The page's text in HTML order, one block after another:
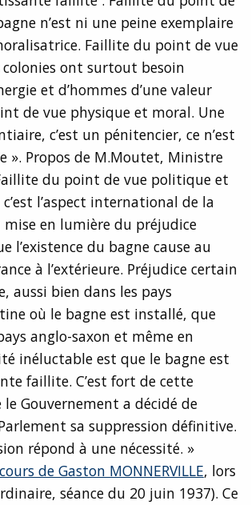
n’est ni une peine exemplaire
Faillite du point de vue
colonies ont surtout besoin
et d’hommes d’une valeur
de vue physique et moral. Une
c’est un pénitencier, ce n’est
». Propos de M.Moutet, Ministre
du point de vue politique et
l’aspect international de la
en lumière du préjudice
l’existence du bagne cause au
à l’extérieure. Préjudice certain
aussi bien dans les pays
où le bagne est installé, que
anglo-saxon et même en
inéluctable est que le bagne est
faillite. C’est fort de cette
Gouvernement a décidé de
sa suppression définitive.
répond à une nécessité. »
de Gaston MONNERVILLE, lors
séance du 20 juin 1937). Ce